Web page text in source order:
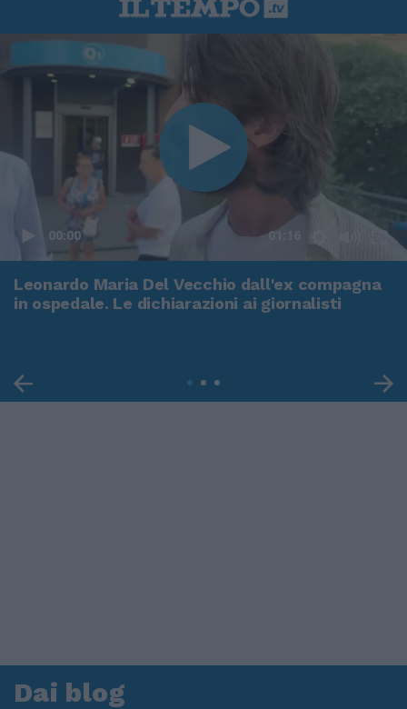
00:00 01:16
Leonardo Maria Del Vecchio dall'ex compagna
in ospedale. Le dichiarazioni ai giornalisti
Dai blog